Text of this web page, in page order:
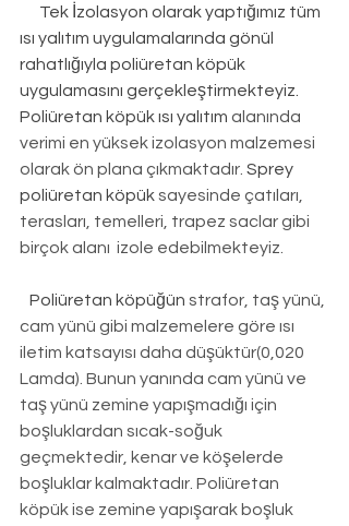
ısı yalıtım uygulamalarında gönül
rahatlığıyla poliüretan köpük
uygulamasını gerçekleştirmekteyiz.
Poliüretan köpük ısı yalıtım alanında
verimi en yüksek izolasyon malzemesi
olarak ön plana çıkmaktadır. Sprey
poliüretan köpük sayesinde çatıları,
terasları, temelleri, trapez saclar gibi
birçok alanı  izole edebilmekteyiz.
Poliüretan köpüğün strafor, taş yünü,
cam yünü gibi malzemelere göre ısı
iletim katsayısı daha düşüktür(0,020
Lamda). Bunun yanında cam yünü ve
taş yünü zemine yapışmadığı için
boşluklardan sıcak-soğuk
geçmektedir, kenar ve köşelerde
boşluklar kalmaktadır. Poliüretan
köpük ise zemine yapışarak boşluk